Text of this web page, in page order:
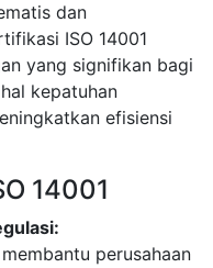
dan
ISO 14001
yang signifikan bagi
kepatuhan
efisiensi
14001
perusahaan